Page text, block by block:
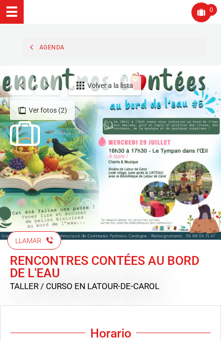
0
AGENDA
Volver a la lista
Ver fotos (2)
LLAMAR
RENCONTRES CONTÉES AU BORD
DE L'EAU
TALLER / CURSO EN LATOUR-DE-CAROL
Horario